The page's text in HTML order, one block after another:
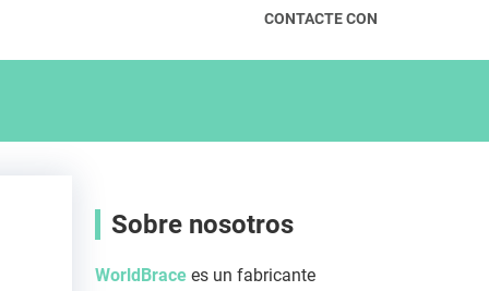
CONTACTE CON
Sobre nosotros
WorldBrace es un fabricante